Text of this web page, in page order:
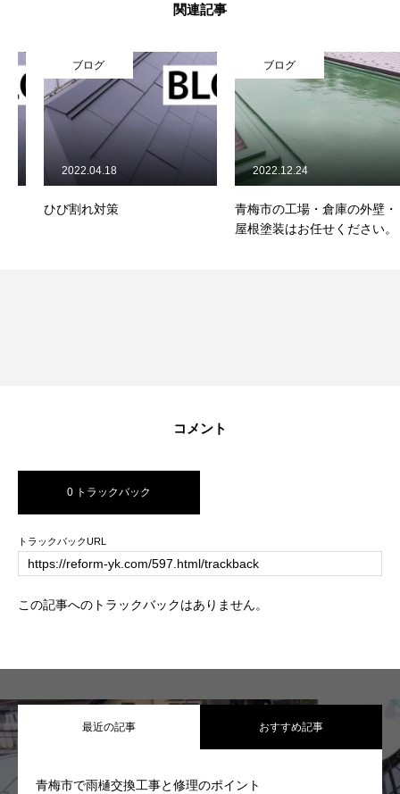
関連記事
ブログ
ひび割れ対策
2022.04.18
ブログ
青梅市の工場・倉庫の外壁・
屋根塗装はお任せください。
2022.12.24
コメント
0 トラックバック
トラックバックURL
この記事へのトラックバックはありません。
最近の記事 おすすめ記事
青梅市で雨樋交換工事と修理のポイント